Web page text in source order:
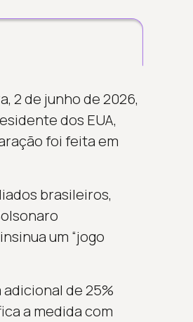
2 de junho de 2026,
dos EUA,
foi feita em
brasileiros,
um “jogo
de 25%
a medida com